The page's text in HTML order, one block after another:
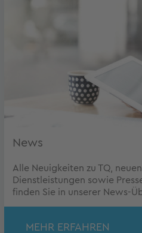
News
Alle Neuigkeiten zu TQ,
Dienstleistungen sowie
finden Sie in unserer News-
MEHR ERFAHREN